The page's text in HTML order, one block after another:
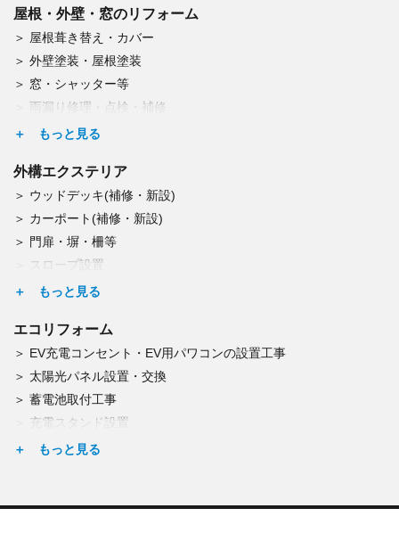
給湯器等の交換
蛇口・水栓の調整・修理・交換
エコキュート交換
照明・シーリングファン交換
エアコン取付・取外し・廃棄
換気口の修理
収納スペース・オーダー収納家具造作
屋根・外壁・窓のリフォーム
屋根葺き替え・カバー
外壁塗装・屋根塗装
窓・シャッター等
雨漏り修理・点検・補修
雨どい交換(掃除も)
玄関ドア交換
トップライト（天窓）交換
ひび割れの補修
屋根板金工事（修理・葺替・塗装）
雨戸修理・交換
外構エクステリア
ウッドデッキ(補修・新設)
カーポート(補修・新設)
門扉・塀・柵等
スロープ設置
宅配BOX設置
門扉の修理・交換
塀の修理・新設
アスファルト舗装
シロアリ予防・腐朽調査
エコリフォーム
EV充電コンセント・EV用パワコンの設置工事
太陽光パネル設置・交換
蓄電池取付工事
充電スタンド設置
エコキュート交換